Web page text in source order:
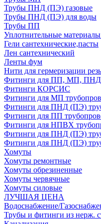
Трубы ПНД (ПЭ) газовые
Трубы ПНД (ПЭ) для воды
Трубы ПП
Уплотнительные
Гели сантехнические,пасты
Лен сантехнический
Ленты фум
Нити для гермеризации
Фитинги для ПП, МП, ПНД
Фитинги КОРСИС
Фитинги для МП
Фитинги для ПНД (ПЭ)
Фитинги для ПП
Фитинги для НПВХ
Фитинги для ПНД (ПЭ)
Фитинги для ПНД (ПЭ)
Хомуты
Хомуты ремонтные
Хомуты обрезиненные
Хомуты червячные
Хомуты силовые
ЛУЧШАЯ ЦЕНА
Водоснабжение/
Трубы и фитинги из нерж.